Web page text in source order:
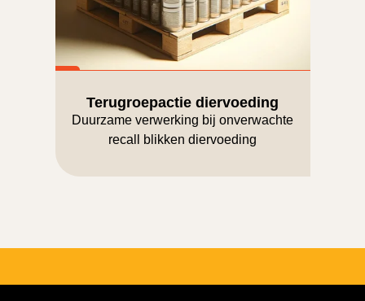
Terugroepactie diervoeding
Duurzame verwerking bij onverwachte
recall blikken diervoeding